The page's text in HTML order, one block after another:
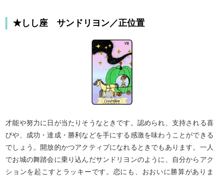
★しし座 サンドリヨン／正位置
才能や努力に日が当たりそうなときです。認められ、支持される喜
びや、成功・達成・勝利などを手にする感激を味わうことができる
でしょう。開放的かつアクティブになれるときでもあります。一人
でお城の舞踏会に乗り込んだサンドリヨンのように、自分からアク
ションを起こすとラッキーです。恋にも、おおいに勝算がありま